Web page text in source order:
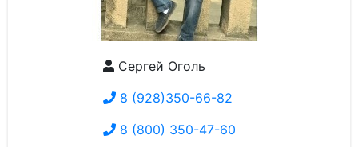
Сергей Оголь
8 (928)350-66-82
8 (800) 350-47-60